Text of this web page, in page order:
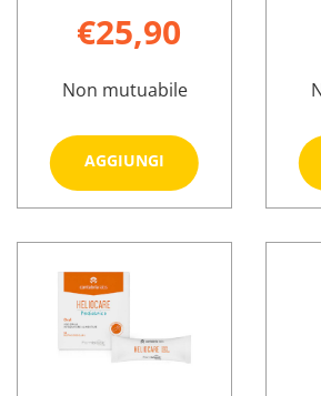
€25,90
Non mutuabile
AGGIUNGI
Aggiungi FORTEND
20CPR al
carrello
su FORTEND